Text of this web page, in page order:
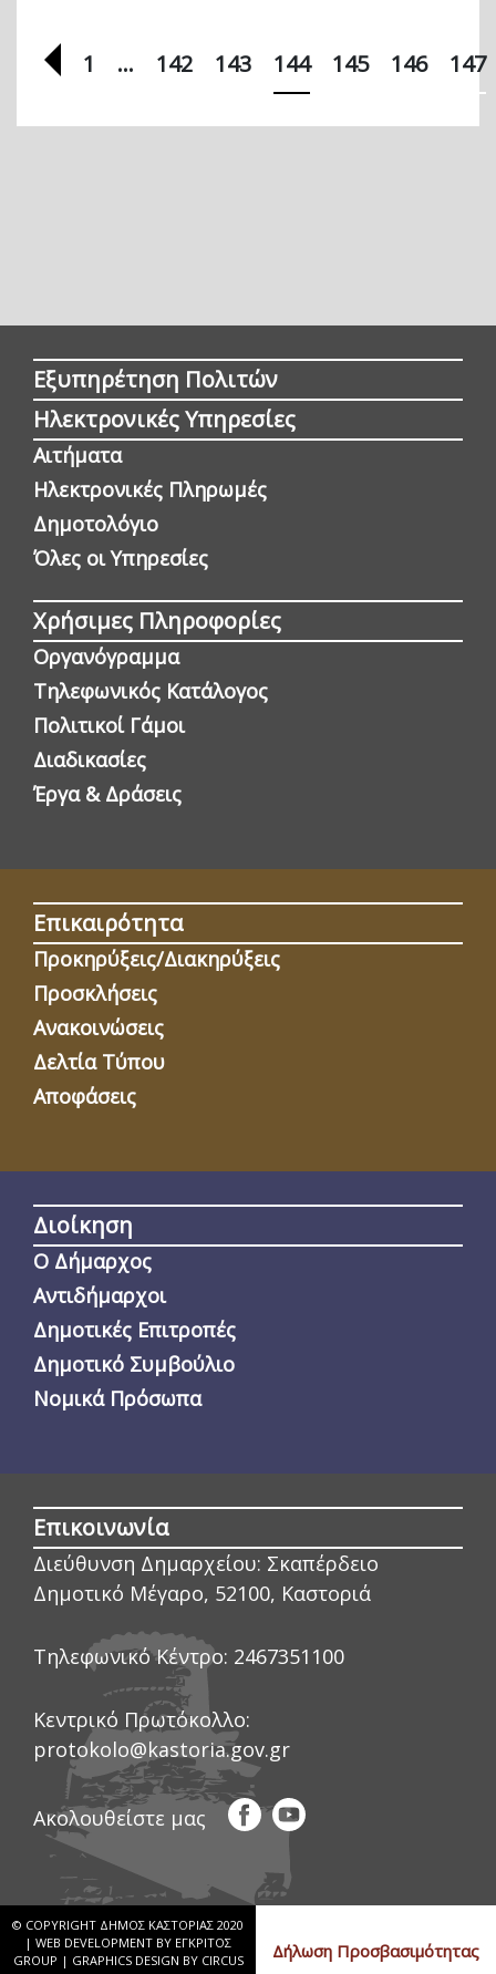
Προηγούμενη σελίδα
1 … 142 143 144 145 146 147
Εξυπηρέτηση Πολιτών
Ηλεκτρονικές Υπηρεσίες
Αιτήματα
Ηλεκτρονικές Πληρωμές
Δημοτολόγιο
Όλες οι Yπηρεσίες
Χρήσιμες Πληροφορίες
Οργανόγραμμα
Τηλεφωνικός Κατάλογος
Πολιτικοί Γάμοι
Διαδικασίες
Έργα & Δράσεις
Επικαιρότητα
Προκηρύξεις/Διακηρύξεις
Προσκλήσεις
Ανακοινώσεις
Δελτία Τύπου
Αποφάσεις
Διοίκηση
Ο Δήμαρχος
Αντιδήμαρχοι
Δημοτικές Επιτροπές
Δημοτικό Συμβούλιο
Νομικά Πρόσωπα
Επικοινωνία
Διεύθυνση Δημαρχείου: Σκαπέρδειο
Δημοτικό Μέγαρο, 52100, Καστοριά
Τηλεφωνικό Κέντρο: 2467351100
Κεντρικό Πρωτόκολλο:
protokolo@kastoria.gov.gr
Ακολουθείστε μας
© COPYRIGHT ΔΗΜΟΣ ΚΑΣΤΟΡΙΑΣ 2020
| WEB DEVELOPMENT BY ΕΓΚΡΙΤΟΣ
GROUP | GRAPHICS DESIGN BY CIRCUS
Δήλωση Προσβασιμότητας